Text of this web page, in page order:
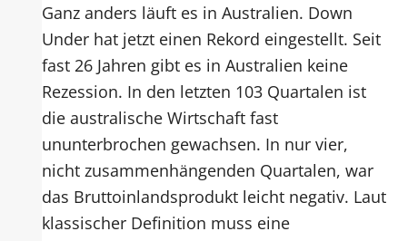
Ganz anders läuft es in Australien. Down
Under hat jetzt einen Rekord eingestellt. Seit
fast 26 Jahren gibt es in Australien keine
Rezession. In den letzten 103 Quartalen ist
die australische Wirtschaft fast
ununterbrochen gewachsen. In nur vier,
nicht zusammenhängenden Quartalen, war
das Bruttoinlandsprodukt leicht negativ. Laut
klassischer Definition muss eine